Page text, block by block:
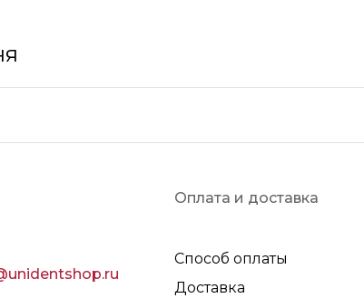
Оплата и доставка
Способ оплаты
Доставка